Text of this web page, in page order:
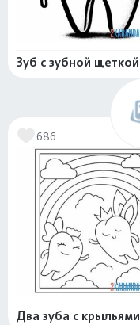
Зуб с зубной щеткой
686
Два зуба с крыльями